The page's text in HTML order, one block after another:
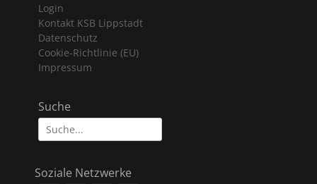
Login
Kontakt KSB Lippstadt
Datenschutz
Cookie-Richtlinie (EU)
Impressum
Suche
Suche
nach:
Soziale Netzwerke